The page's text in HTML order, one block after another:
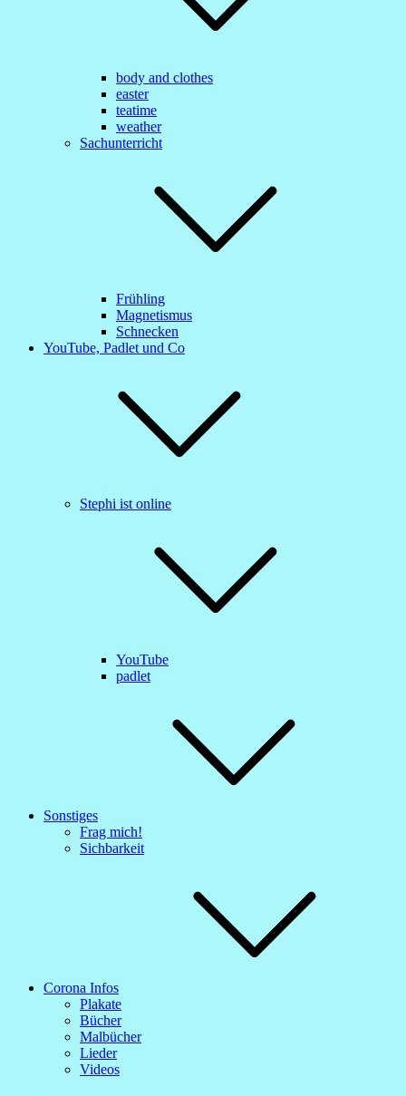
body and clothes
easter
teatime
weather
Sachunterricht
Frühling
Magnetismus
Schnecken
YouTube, Padlet und Co
Stephi ist online
YouTube
padlet
Sonstiges
Frag mich!
Sichbarkeit
Corona Infos
Plakate
Bücher
Malbücher
Lieder
Videos